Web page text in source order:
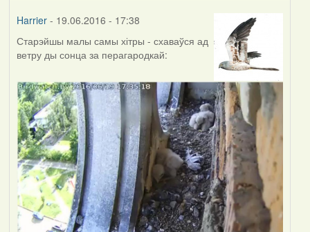
Harrier- 19.06.2016 - 17:38
Старэйшы малы самы хітры - схаваўся ад
ветру ды сонца за перагародкай: